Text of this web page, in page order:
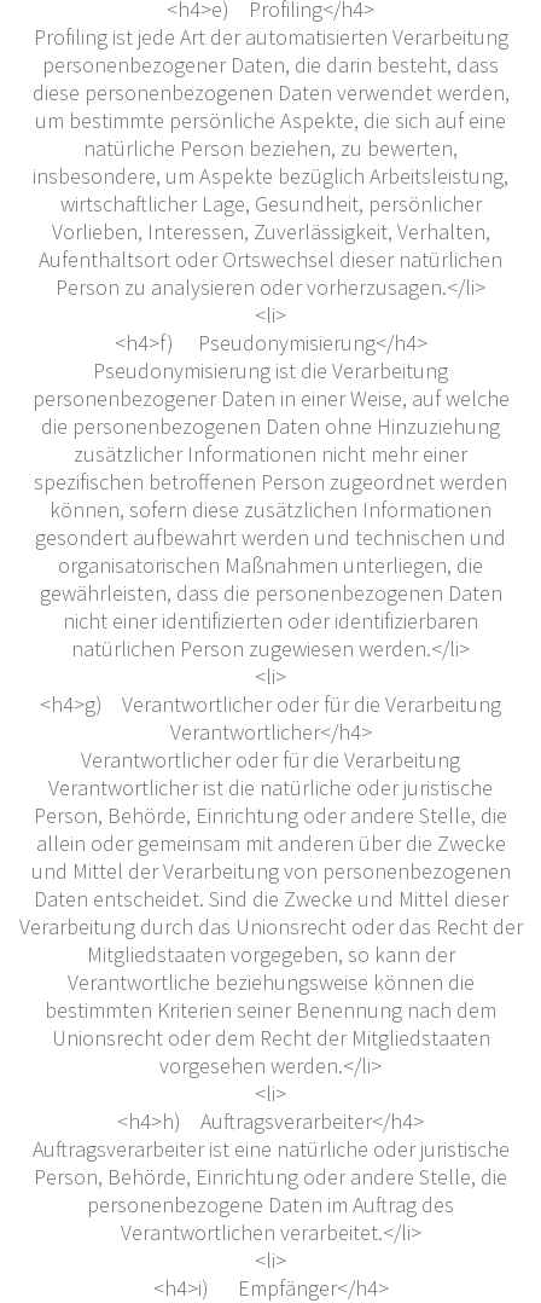
<h4>e) Profiling</h4>
Profiling ist jede Art der automatisierten Verarbeitung
personenbezogener Daten, die darin besteht, dass
diese personenbezogenen Daten verwendet werden,
um bestimmte persönliche Aspekte, die sich auf eine
natürliche Person beziehen, zu bewerten,
insbesondere, um Aspekte bezüglich Arbeitsleistung,
wirtschaftlicher Lage, Gesundheit, persönlicher
Vorlieben, Interessen, Zuverlässigkeit, Verhalten,
Aufenthaltsort oder Ortswechsel dieser natürlichen
Person zu analysieren oder vorherzusagen.</li>
<li>
<h4>f) Pseudonymisierung</h4>
Pseudonymisierung ist die Verarbeitung
personenbezogener Daten in einer Weise, auf welche
die personenbezogenen Daten ohne Hinzuziehung
zusätzlicher Informationen nicht mehr einer
spezifischen betroffenen Person zugeordnet werden
können, sofern diese zusätzlichen Informationen
gesondert aufbewahrt werden und technischen und
organisatorischen Maßnahmen unterliegen, die
gewährleisten, dass die personenbezogenen Daten
nicht einer identifizierten oder identifizierbaren
natürlichen Person zugewiesen werden.</li>
<li>
<h4>g) Verantwortlicher oder für die Verarbeitung
Verantwortlicher</h4>
Verantwortlicher oder für die Verarbeitung
Verantwortlicher ist die natürliche oder juristische
Person, Behörde, Einrichtung oder andere Stelle, die
allein oder gemeinsam mit anderen über die Zwecke
und Mittel der Verarbeitung von personenbezogenen
Daten entscheidet. Sind die Zwecke und Mittel dieser
Verarbeitung durch das Unionsrecht oder das Recht der
Mitgliedstaaten vorgegeben, so kann der
Verantwortliche beziehungsweise können die
bestimmten Kriterien seiner Benennung nach dem
Unionsrecht oder dem Recht der Mitgliedstaaten
vorgesehen werden.</li>
<li>
<h4>h) Auftragsverarbeiter</h4>
Auftragsverarbeiter ist eine natürliche oder juristische
Person, Behörde, Einrichtung oder andere Stelle, die
personenbezogene Daten im Auftrag des
Verantwortlichen verarbeitet.</li>
<li>
<h4>i) Empfänger</h4>